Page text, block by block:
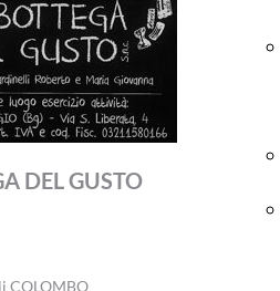
DEL GUSTO
COLOMBO